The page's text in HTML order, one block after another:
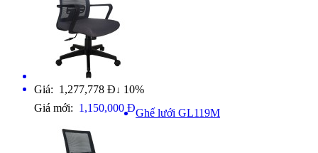
Giá: 1,277,778 Đ ↓ 10%
Giá mới: 1,150,000 ĐGhế lưới GL119M